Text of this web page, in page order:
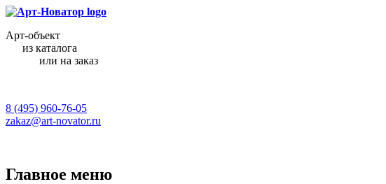
Арт-объект
из каталога
или на заказ
8 (495) 960-76-05
zakaz@art-novator.ru
Главное меню